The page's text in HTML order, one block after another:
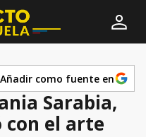
Añadir como fuente en
Sarabia,
con el arte